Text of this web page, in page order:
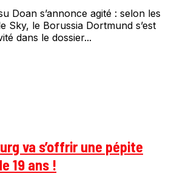
Doan s’annonce agité : selon les
Sky, le Borussia Dortmund s’est
dans le dossier...
va s’offrir une pépite
19 ans !